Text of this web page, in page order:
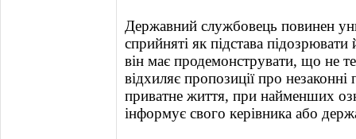
Державний службовець повинен
сприйняті як підстава
він має продемонструвати, що не
відхиляє пропозиції про
приватне життя, при найменших
інформує свого керівника або